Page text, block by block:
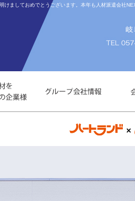
明けましておめでとうございます。本年も人材派遣会社